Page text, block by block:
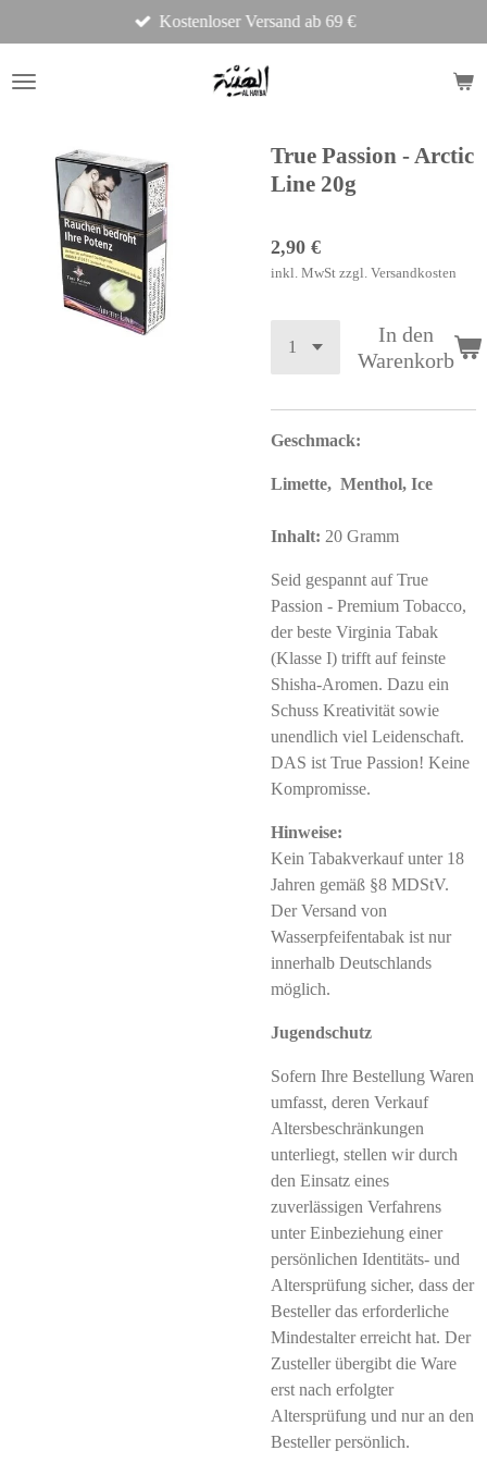
Hauptinhalt
springen
Kostenloser Versand ab 69 €
True Passion - Arctic
Line 20g
2,90 €
inkl. MwSt zzgl. Versandkosten
In den
Warenkorb
Geschmack:
Limette, Menthol, Ice
Inhalt: 20 Gramm
Seid gespannt auf True
Passion - Premium Tobacco,
der beste Virginia Tabak
(Klasse I) trifft auf feinste
Shisha-Aromen. Dazu ein
Schuss Kreativität sowie
unendlich viel Leidenschaft.
DAS ist True Passion! Keine
Kompromisse.
Hinweise:
Kein Tabakverkauf unter 18
Jahren gemäß §8 MDStV.
Der Versand von
Wasserpfeifentabak ist nur
innerhalb Deutschlands
möglich.
Jugendschutz
Sofern Ihre Bestellung Waren
umfasst, deren Verkauf
Altersbeschränkungen
unterliegt, stellen wir durch
den Einsatz eines
zuverlässigen Verfahrens
unter Einbeziehung einer
persönlichen Identitäts- und
Altersprüfung sicher, dass der
Besteller das erforderliche
Mindestalter erreicht hat. Der
Zusteller übergibt die Ware
erst nach erfolgter
Altersprüfung und nur an den
Besteller persönlich.